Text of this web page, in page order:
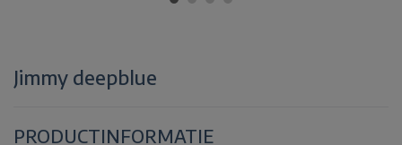
Jimmy deepblue
PRODUCTINFORMATIE